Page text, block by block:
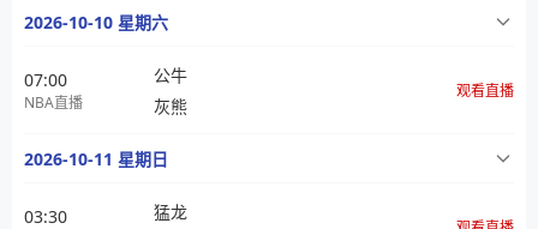
2026-10-10 星期六
07:00
NBA直播
公牛
灰熊
观看直播
2026-10-11 星期日
03:30
猛龙